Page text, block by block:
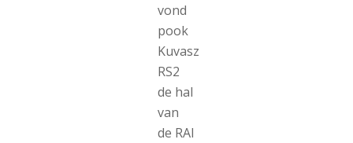
vond
pook
Kuvasz
RS2
de hal
van
de RAI